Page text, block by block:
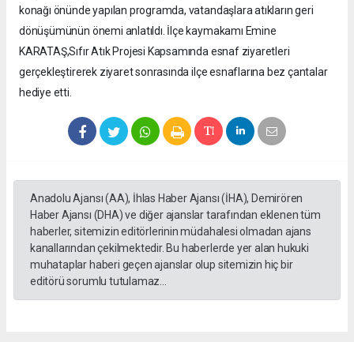
konağı önünde yapılan programda, vatandaşlara atıkların geri
dönüşümünün önemi anlatıldı. İlçe kaymakamı Emine
KARATAŞ,Sıfır Atık Projesi Kapsamında esnaf ziyaretleri
gerçekleştirerek ziyaret sonrasında ilçe esnaflarına bez çantalar
hediye etti.
Anadolu Ajansı (AA), İhlas Haber Ajansı (İHA), Demirören
Haber Ajansı (DHA) ve diğer ajanslar tarafından eklenen tüm
haberler, sitemizin editörlerinin müdahalesi olmadan ajans
kanallarından çekilmektedir. Bu haberlerde yer alan hukuki
muhataplar haberi geçen ajanslar olup sitemizin hiç bir
editörü sorumlu tutulamaz...